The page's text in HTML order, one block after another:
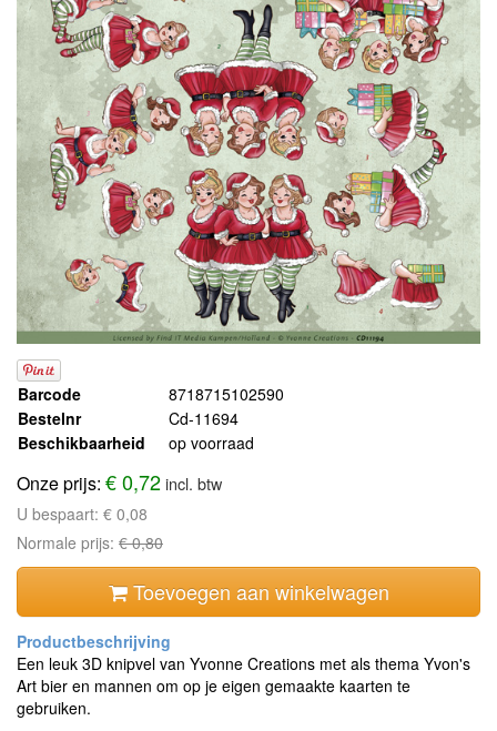
Barcode
8718715102590
Bestelnr
Cd-11694
Beschikbaarheid
op voorraad
Onze prijs: € 0,72incl. btw
U bespaart: € 0,08
Normale prijs: € 0,80
Toevoegen aan winkelwagen
Een leuk 3D knipvel van Yvonne Creations met als thema Yvon's
Art bier en mannen om op je eigen gemaakte kaarten te
gebruiken.